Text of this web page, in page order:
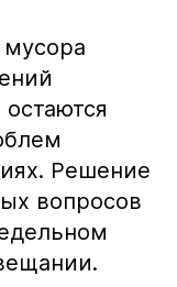
Решение
вопросов